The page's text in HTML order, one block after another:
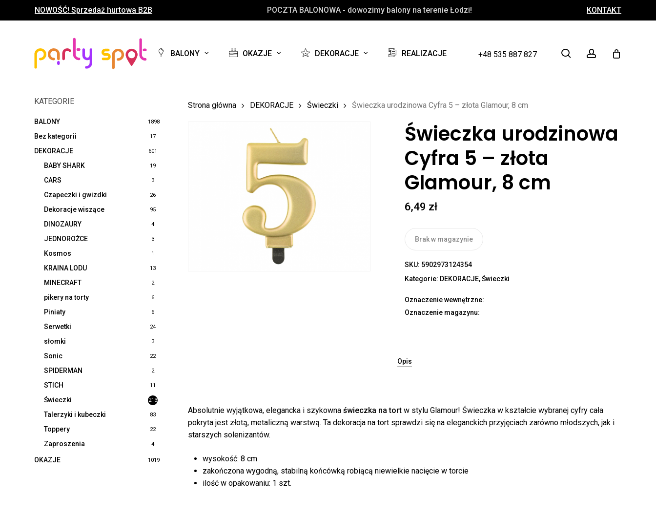
NOWOŚĆ! Sprzedaż hurtowa B2B POCZTA BALONOWA - dowozimy balony na terenie Łodzi! KONTAKT
BALONY OKAZJE DEKORACJE REALIZACJE +48 535 887 827 search account
Koszyk Close
Brak produktów w koszyku.
KATEGORIE
BALONY 1898
Bez kategorii 17
DEKORACJE 601
BABY SHARK 19
CARS 3
Czapeczki i gwizdki 26
Dekoracje wiszące 95
DINOZAURY 4
JEDNOROŻCE 3
Kosmos 1
KRAINA LODU 13
MINECRAFT 2
pikery na torty 6
Piniaty 6
Serwetki 24
słomki 3
Sonic 22
SPIDERMAN 2
STICH 11
Świeczki 213
Talerzyki i kubeczki 83
Toppery 22
Zaproszenia 4
OKAZJE 1019
Strona główna DEKORACJE Świeczki Świeczka urodzinowa Cyfra 5 – złota Glamour, 8 cm
Świeczka urodzinowa
Cyfra 5 – złota
Glamour, 8 cm
6,49 zł
Brak w magazynie
SKU: 5902973124354
Kategorie: DEKORACJE,Świeczki
Oznaczenie wewnętrzne:
Oznaczenie magazynu:
Opis
Absolutnie wyjątkowa, elegancka i szykowna świeczka na tort w stylu Glamour! Świeczka w kształcie wybranej cyfry cała
pokryta jest złotą, metaliczną warstwą. Ta dekoracja na tort sprawdzi się na eleganckich przyjęciach zarówno młodszych, jak i
starszych solenizantów.
wysokość: 8 cm
zakończona wygodną, stabilną końcówką robiącą niewielkie nacięcie w torcie
ilość w opakowaniu: 1 szt.